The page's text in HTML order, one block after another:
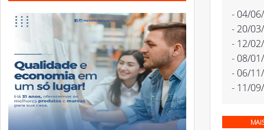
- 04/
- 20/
- 12/
- 08/
- 06/
- 11/